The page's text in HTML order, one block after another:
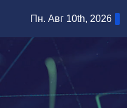
содержимому
Пн. Авг 10th, 2026